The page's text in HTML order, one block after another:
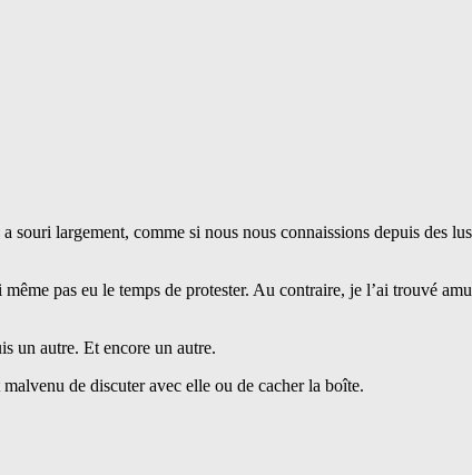
largement, comme si nous nous connaissions depuis des
pas eu le temps de protester. Au contraire, je l’ai trouvé
un autre. Et encore un autre.
de discuter avec elle ou de cacher la boîte.